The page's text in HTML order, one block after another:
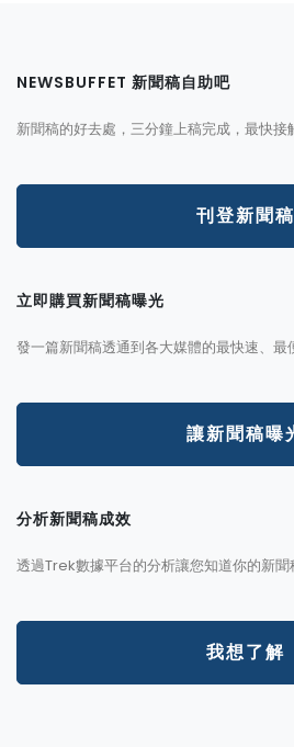
NEWSBUFFET 新聞稿自助吧
新聞稿的好去處，三分鐘上稿完成，最快接
刊登新聞稿
立即購買新聞稿曝光
發一篇新聞稿透通到各大媒體的最快速、最
讓新聞稿曝
分析新聞稿成效
透過Trek數據平台的分析讓您知道你的新聞
我想了解